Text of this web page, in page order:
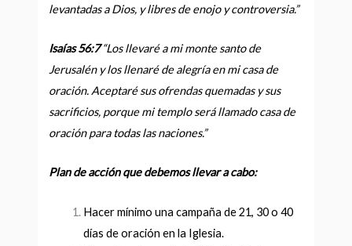
levantadas a Dios, y libres de enojo y controversia.”
Isaías 56:7“Los llevaré a mi monte santo de
Jerusalén y los llenaré de alegría en mi casa de
oración. Aceptaré sus ofrendas quemadas y sus
sacrificios, porque mi templo será llamado casa de
oración para todas las naciones.”
Plan de acción que debemos llevar a cabo:
Hacer mínimo una campaña de 21, 30 o 40
días de oración en la Iglesia.